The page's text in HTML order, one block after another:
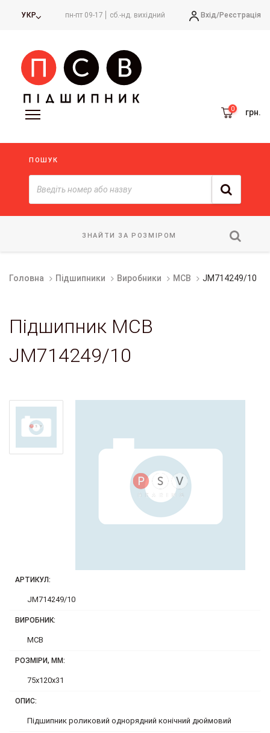
УКР пн-пт 09-17 сб.-нд. вихідний Вхід/Реєстрація
грн.
ПОШУК
ЗНАЙТИ ЗА РОЗМІРОМ
Головна Підшипники Виробники MCB JM714249/10
Підшипник MCB
JM714249/10
АРТИКУЛ:
JM714249/10
ВИРОБНИК:
MCB
РОЗМІРИ, ММ:
75x120x31
ОПИС:
Підшипник роликовий однорядний конічний дюймовий